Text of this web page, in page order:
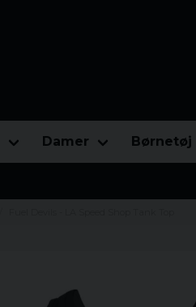
Damer Børnetøj